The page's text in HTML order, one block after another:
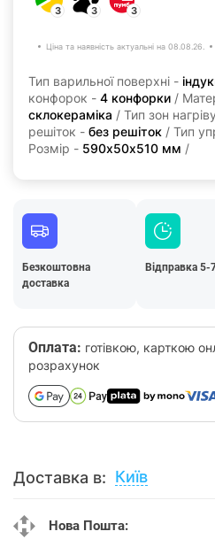
3 3 3
Ціна та наявність актуальні на 08.08.26.
Тип варильної поверхні -
конфорок - 4 конфорки /
склокераміка / Тип зон
решіток - без решіток / Тип
Розмір - 590х50х510 мм /
Безкоштовна
доставка
Відправка 5-
Оплата: готівкою, карткою
розрахунок
Доставка в: Київ
Нова Пошта: